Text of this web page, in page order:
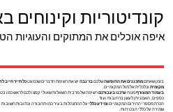
קונדיטוריות וקינוחים
איפה אוכלים את המתוקים והעוגיות
בזמן שאתםמתכננים את החופשהשלכםבז'נבה יש את רשימת הדברים שכמעטכל תייר חייב
מקומית וכלכלית אל מול המקומיים.
בעמוד המצורףמטהערכנו בעבורכםרשימה של מרבית השאלות שאולי קפצו לכם לראש כמו
כספים, האם ניתן לעשן ברחובות ועוד.
הכרת מספרי החירום המקומייםומידע כלליעל ההתנהלות בעיר כמו תחבורה וכתובות
שמירה על כללי הבטיחות.